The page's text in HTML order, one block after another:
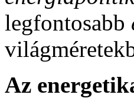
legfontosabb
Az